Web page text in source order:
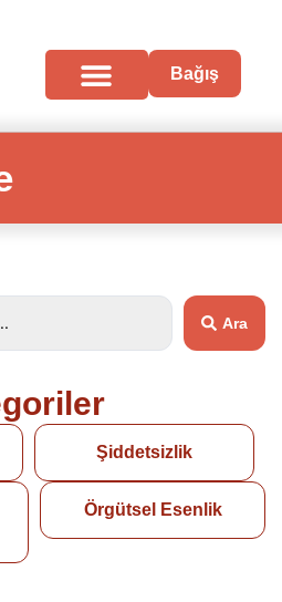
Bağış
Ara
Şiddetsizlik
Örgütsel Esenlik